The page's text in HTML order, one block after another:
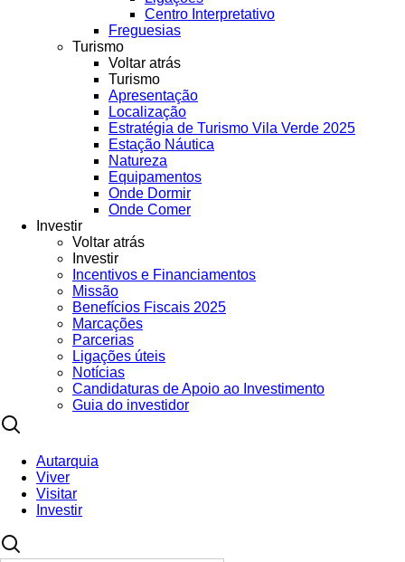
Centro Interpretativo
Freguesias
Turismo
Voltar atrás
Turismo
Apresentação
Localização
Estratégia de Turismo Vila Verde 2025
Estação Náutica
Natureza
Equipamentos
Onde Dormir
Onde Comer
Investir
Voltar atrás
Investir
Incentivos e Financiamentos
Missão
Benefícios Fiscais 2025
Marcações
Parcerias
Ligações úteis
Notícias
Candidaturas de Apoio ao Investimento
Guia do investidor
Autarquia
Viver
Visitar
Investir